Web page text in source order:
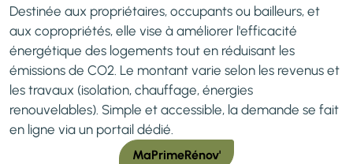
Destinée aux propriétaires, occupants ou bailleurs, et
aux copropriétés, elle vise à améliorer l'efficacité
énergétique des logements tout en réduisant les
émissions de CO2. Le montant varie selon les revenus et
les travaux (isolation, chauffage, énergies
renouvelables). Simple et accessible, la demande se fait
en ligne via un portail dédié.
MaPrimeRénov'